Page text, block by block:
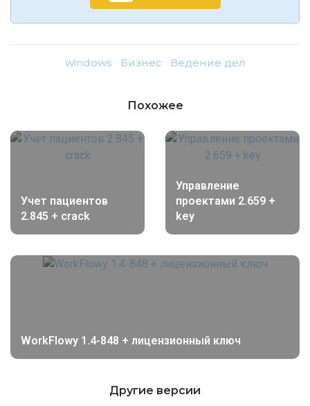
windows Бизнес Ведение дел
Похожее
Учет пациентов
2.845 + crack
Управление
проектами 2.659 +
key
WorkFlowy 1.4-848 + лицензионный ключ
Другие версии